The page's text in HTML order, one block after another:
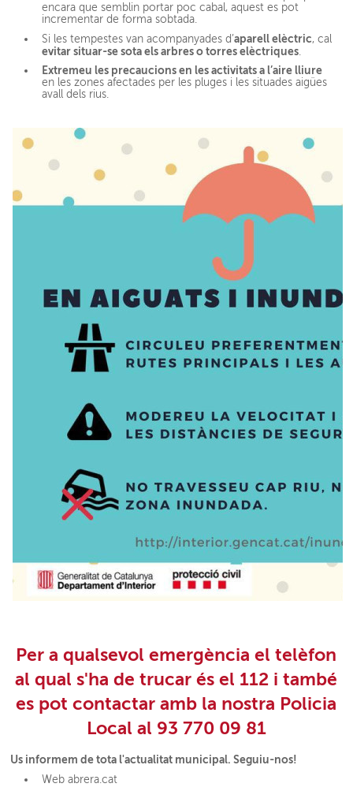
encara que semblin portar poc cabal, aquest es pot
incrementar de forma sobtada.
Si les tempestes van acompanyades d’aparell elèctric, cal
evitar situar-se sota els arbres o torres elèctriques
Extremeu les precaucions en les activitats a l’aire lliure
en les zones afectades per les pluges i les situades aigües
avall dels rius.
Per a qualsevol emergència el telèfon
al qual s'ha de trucar és el 112 i també
es pot contactar amb la nostra Policia
Local al 93 770 09 81
Us informem de tota l'actualitat municipal. Seguiu-nos!
Web abrera.cat